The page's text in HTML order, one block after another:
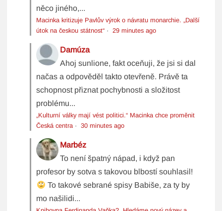
něco jiného,...
Macinka kritizuje Pavlův výrok o návratu monarchie. „Další
útok na českou státnost“ ·29 minutes ago
Damúza
Ahoj sunlione, fakt oceňuji, že jsi si dal
načas a odpověděl takto otevřeně. Právě ta
schopnost přiznat pochybnosti a složitost
problému...
„Kulturní války mají vést politici.“ Macinka chce proměnit
Česká centra ·30 minutes ago
Marbéz
To není špatný nápad, i když pan
profesor by sotva s takovou blbostí souhlasil!
To takové sebrané spisy Babiše, za ty by
mo našilidi...